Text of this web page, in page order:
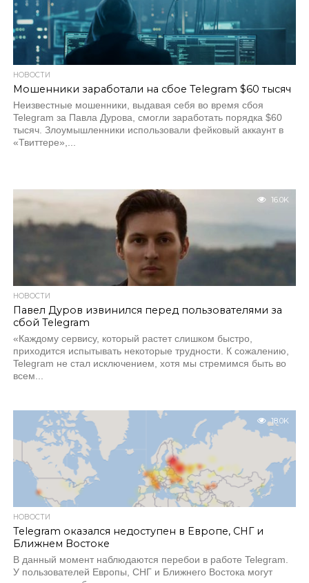
НОВОСТИ
Мошенники заработали на сбое Telegram $60 тысяч
Неизвестные мошенники, выдавая себя во время сбоя
Telegram за Павла Дурова, смогли заработать порядка $60
тысяч. Злоумышленники использовали фейковый аккаунт в
«Твиттере»,...
16.0K
НОВОСТИ
Павел Дуров извинился перед пользователями за
сбой Telegram
«Каждому сервису, который растет слишком быстро,
приходится испытывать некоторые трудности. К сожалению,
Telegram не стал исключением, хотя мы стремимся быть во
всем...
18.0K
НОВОСТИ
Telegram оказался недоступен в Европе, СНГ и
Ближнем Востоке
В данный момент наблюдаются перебои в работе Telegram.
У пользователей Европы, СНГ и Ближнего Востока могут